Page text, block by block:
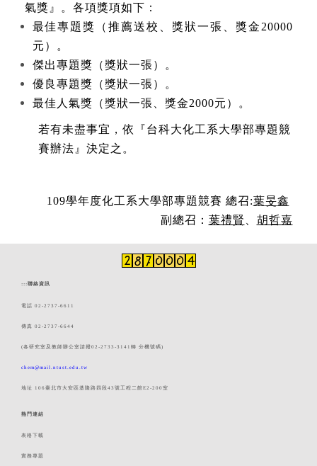
氣獎』。各項獎項如下：
最佳專題獎（推薦送校、獎狀一張、獎金 20000
元）。
傑出專題獎（獎狀一張）。
優良專題獎（獎狀一張）。
最佳人氣獎（獎狀一張、獎金2000元）。
若有未盡事宜，依『台科大化工系大學部專題競
賽辦法』決定之。
109學年度化工系大學部專題競賽 總召:葉旻鑫
副總召： 葉禮賢 胡哲嘉
::: 聯絡資訊
電話 02-2737-6611
傳真 02-2737-6644
(各研究室及教師辦公室請撥02-2733-3141轉 分機號碼)
chem@mail.ntust.edu.tw
地址 106臺北市大安區基隆路四段43號工程二館E2-200室
熱門連結
表格下載
實務專題